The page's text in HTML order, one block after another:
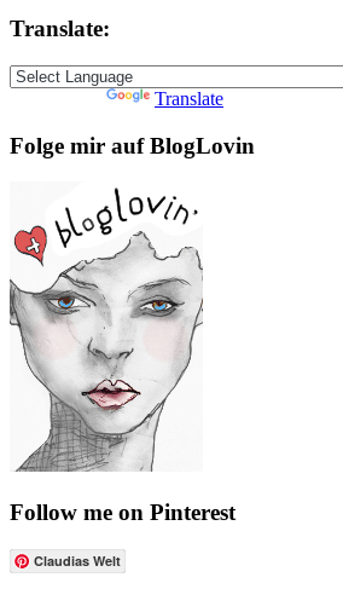
Translate:
Translate
Folge mir auf BlogLovin
Follow me on Pinterest
Claudias Welt